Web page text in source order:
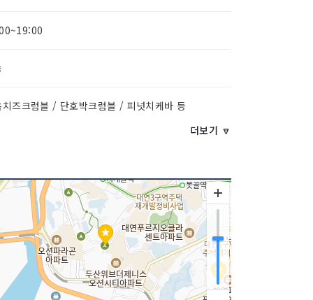
치즈크럼블 / 단호박크럼블 / 피넛치케바 등
더보기 🔽